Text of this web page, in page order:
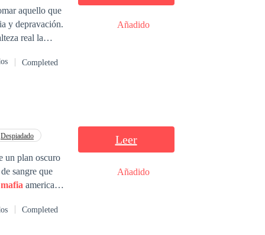
aquello que
y depravación.
y un enemigo
Completed
Añadido
Despiadado
un plan oscuro
sangre que
mafia americana
está decidido
Completed
Leer
Añadido